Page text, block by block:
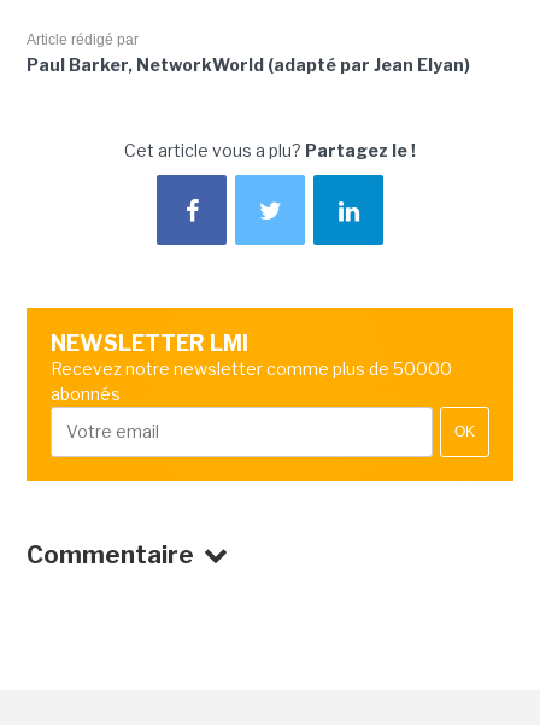
Article rédigé par
Paul Barker, NetworkWorld (adapté par Jean Elyan)
Cet article vous a plu? Partagez le !
NEWSLETTER LMI
Recevez notre newsletter comme plus de 50000
abonnés
OK
Commentaire